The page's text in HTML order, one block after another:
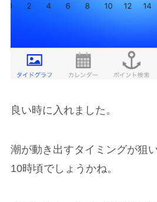
良い時に入れました。
潮が動き出すタイミングが狙
10時頃でしょうかね。